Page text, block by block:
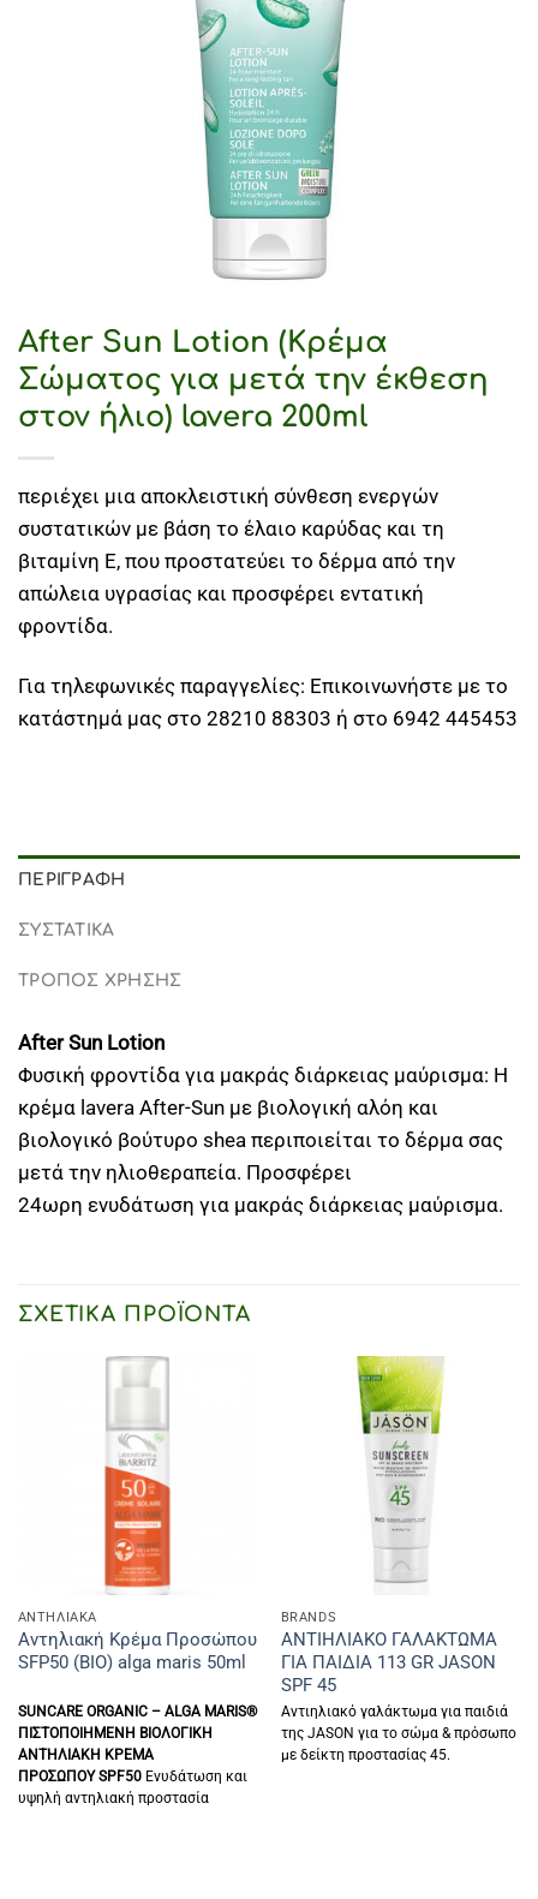
After Sun Lotion (Κρέμα
Σώματος για μετά την έκθεση
στον ήλιο) lavera 200ml
περιέχει μια αποκλειστική σύνθεση ενεργών
συστατικών με βάση το έλαιο καρύδας και τη
βιταμίνη Ε, που προστατεύει το δέρμα από την
απώλεια υγρασίας και προσφέρει εντατική
φροντίδα.
Για τηλεφωνικές παραγγελίες: Επικοινωνήστε με το
κατάστημά μας στο 28210 88303 ή στο 6942 445453
ΠΕΡΙΓΡΑΦΉ
ΣΥΣΤΑΤΙΚΑ
ΤΡΟΠΟΣ ΧΡΗΣΗΣ
After Sun Lotion
Φυσική φροντίδα για μακράς διάρκειας μαύρισμα: H
κρέμα lavera After-Sun με βιολογική αλόη και
βιολογικό βούτυρο shea περιποιείται το δέρμα σας
μετά την ηλιοθεραπεία. Προσφέρει
24ωρη ενυδάτωση για μακράς διάρκειας μαύρισμα.
ΣΧΕΤΙΚΆ ΠΡΟΪΌΝΤΑ
ΑΝΤΗΛΙΑΚΑ
Αντηλιακή Κρέμα Προσώπου
SFP50 (BIO) alga maris 50ml
SUNCARE ORGANIC– ALGA MARIS®
ΠΙΣΤΟΠΟΙΗΜΕΝΗ ΒΙΟΛΟΓΙΚΗ
ΑΝΤΗΛΙΑΚΗ ΚΡΕΜΑ
ΠΡΟΣΩΠΟΥSPF50Ενυδάτωση και
υψηλή αντηλιακή προστασία
BRANDS
ΑΝΤΙΗΛΙΑΚΟ ΓΑΛΑΚΤΩΜΑ
ΓΙΑ ΠΑΙΔΙΑ 113 GR JASON
SPF 45
Αντιηλιακό γαλάκτωμα για παιδιά
της JASON για το σώμα & πρόσωπο
με δείκτη προστασίας 45.